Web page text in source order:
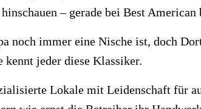
– gerade bei Best
noch immer eine Nische ist, doch
kennt jeder diese Klassiker.
Lokale mit Leidenschaft für